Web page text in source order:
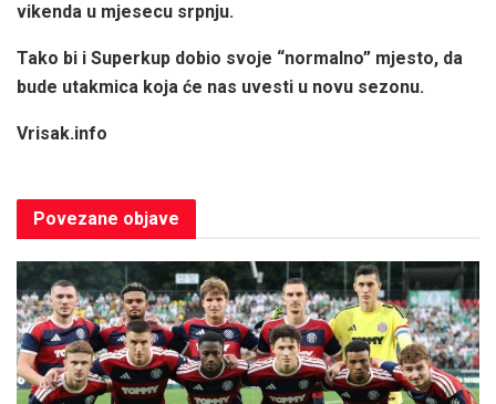
vikenda u mjesecu srpnju.
Tako bi i Superkup dobio svoje “normalno” mjesto, da
bude utakmica koja će nas uvesti u novu sezonu.
Vrisak.info
Povezane objave